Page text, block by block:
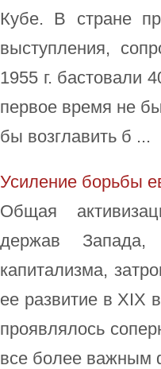
Кубе. В стране
выступления,
1955 г. бастовали
первое время не
бы возглавить б ...
Усиление борьбы
Общая
держав Запада,
капитализма,
ее развитие в XIX
проявлялось
все более важным